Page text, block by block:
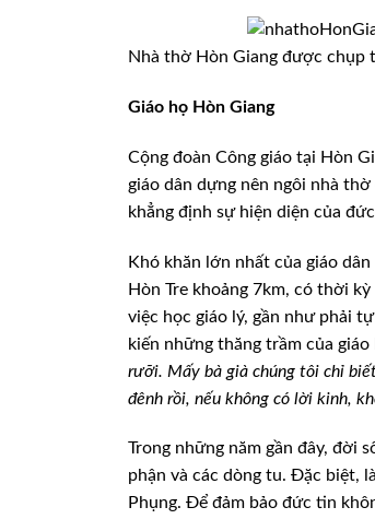
Nhà thờ Hòn Giang được chụp
Giáo họ Hòn Giang
Cộng đoàn Công giáo tại Hòn
giáo dân dựng nên ngôi nhà
khẳng định sự hiện diện của
Khó khăn lớn nhất của giáo
Hòn Tre khoảng 7km, có thời
việc học giáo lý, gần như phải
kiến những thăng trầm của
rưỡi. Mấy bà già chúng tôi chỉ
đênh rồi, nếu không có lời kinh,
Trong những năm gần đây, đời
phận và các dòng tu. Đặc biệt,
Phụng. Để đảm bảo đức tin